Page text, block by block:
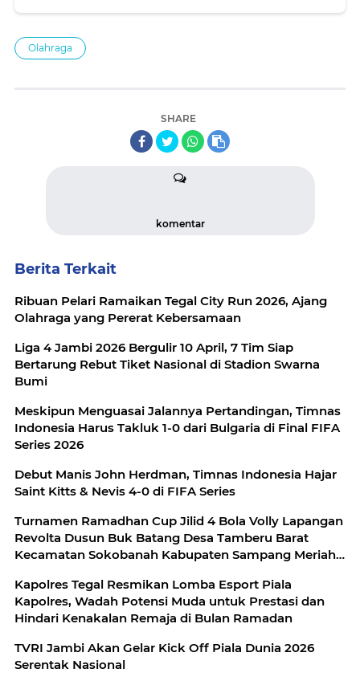
Olahraga
SHARE
komentar
Berita Terkait
Ribuan Pelari Ramaikan Tegal City Run 2026, Ajang
Olahraga yang Pererat Kebersamaan
Liga 4 Jambi 2026 Bergulir 10 April, 7 Tim Siap
Bertarung Rebut Tiket Nasional di Stadion Swarna
Bumi
Meskipun Menguasai Jalannya Pertandingan, Timnas
Indonesia Harus Takluk 1-0 dari Bulgaria di Final FIFA
Series 2026
Debut Manis John Herdman, Timnas Indonesia Hajar
Saint Kitts & Nevis 4-0 di FIFA Series
Turnamen Ramadhan Cup Jilid 4 Bola Volly Lapangan
Revolta Dusun Buk Batang Desa Tamberu Barat
Kecamatan Sokobanah Kabupaten Sampang Meriah
Kapolres Tegal Resmikan Lomba Esport Piala
Kapolres, Wadah Potensi Muda untuk Prestasi dan
Hindari Kenakalan Remaja di Bulan Ramadan
TVRI Jambi Akan Gelar Kick Off Piala Dunia 2026
Serentak Nasional